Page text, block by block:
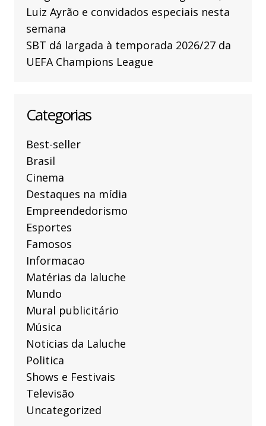
Luiz Ayrão e convidados especiais nesta
semana
SBT dá largada à temporada 2026/27 da
UEFA Champions League
Categorias
Best-seller
Brasil
Cinema
Destaques na mídia
Empreendedorismo
Esportes
Famosos
Informacao
Matérias da laluche
Mundo
Mural publicitário
Música
Noticias da Laluche
Politica
Shows e Festivais
Televisão
Uncategorized